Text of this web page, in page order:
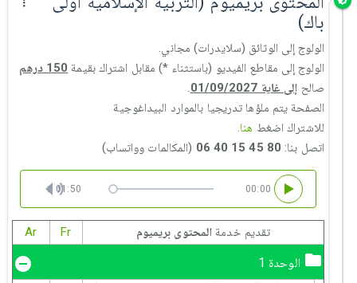
باك)
الولوج إلى الوثائق (سلايدرات) مجاني.
الولوج إلى مقاطع الفيديو (باستثناء *) مقابل اشتراك بقيمة 150 درهم
صالح إلى غاية 01/09/2027
.
الصفحة يتم ملؤها تدريجيا بالموارد البيداغوجية
للاشتراك اضغط هنا.
اتصل بنا: 80 45 15 40 06 (المكالمات وواتساب)
00:00
01:50
تقديم خدمة المحتوى بريميوم Fr
Ar
الوحدة 1